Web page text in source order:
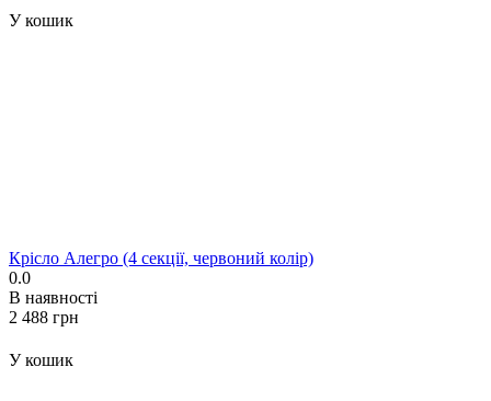
У кошик
Крісло Алегро (4 секції, червоний колір)
0.0
В наявності
‍2 488‍ грн
У кошик